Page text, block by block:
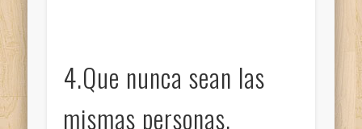
4.Que nunca sean las
mismas personas,